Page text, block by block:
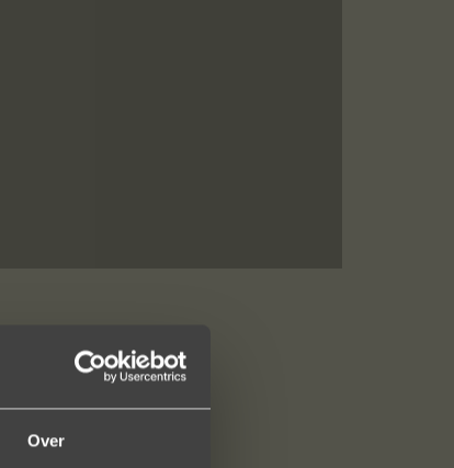
Over